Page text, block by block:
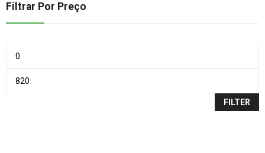
Filtrar Por Preço
FILTER